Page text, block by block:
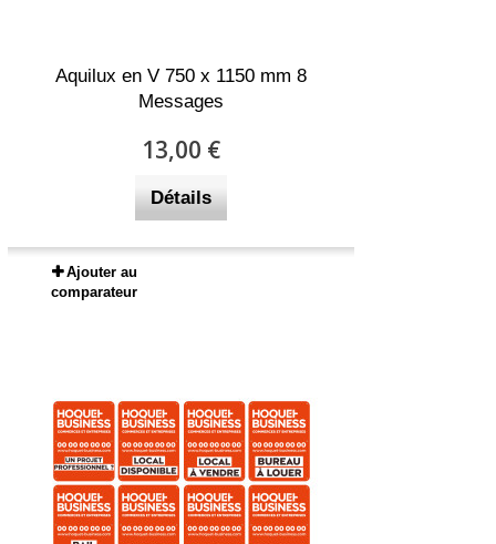
Aquilux en V 750 x 1150 mm 8
Messages
13,00 €
Détails
Ajouter au
comparateur